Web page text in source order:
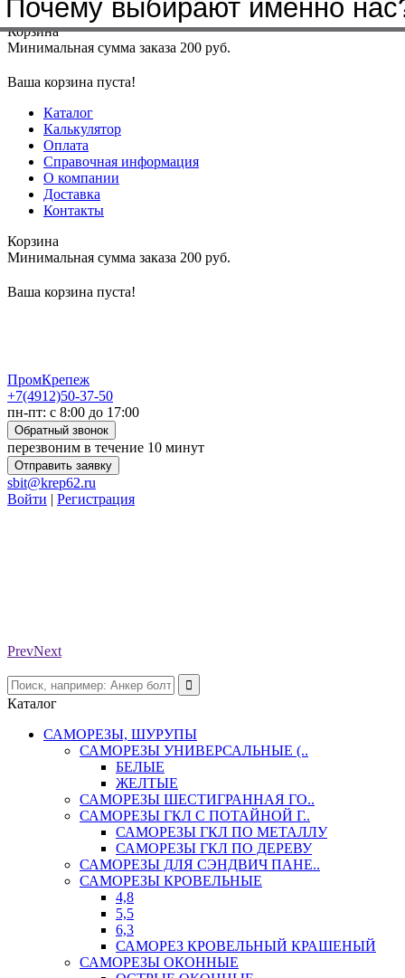
Меню+7(4912)50-37-50sbit@krep62.ru
Корзина
Минимальная сумма заказа 200 руб.
Ваша корзина пуста!
Каталог
Калькулятор
Оплата
Справочная информация
О компании
Доставка
Контакты
Корзина
Минимальная сумма заказа 200 руб.
Ваша корзина пуста!
ПромКрепеж
+7(4912)50-37-50
пн-пт: с 8:00 до 17:00
Обратный звонок
перезвоним в течение 10 минут
Отправить заявку
sbit@krep62.ru
Войти | Регистрация
PrevNext
Каталог
САМОРЕЗЫ, ШУРУПЫ
САМОРЕЗЫ УНИВЕРСАЛЬНЫЕ (..
БЕЛЫЕ
ЖЕЛТЫЕ
САМОРЕЗЫ ШЕСТИГРАННАЯ ГО..
САМОРЕЗЫ ГКЛ С ПОТАЙНОЙ Г..
САМОРЕЗЫ ГКЛ ПО МЕТАЛЛУ
САМОРЕЗЫ ГКЛ ПО ДЕРЕВУ
САМОРЕЗЫ ДЛЯ СЭНДВИЧ ПАНЕ..
САМОРЕЗЫ КРОВЕЛЬНЫЕ
4,8
5,5
6,3
САМОРЕЗ КРОВЕЛЬНЫЙ КРАШЕНЫЙ
САМОРЕЗЫ ОКОННЫЕ
Почему выбирают именно